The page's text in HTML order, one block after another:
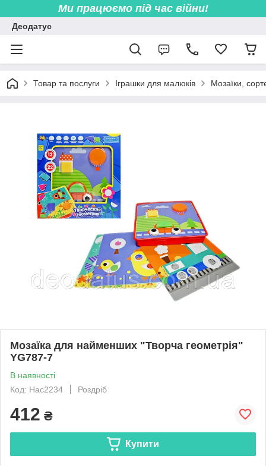
Ми працюємо під час війни!
Деодатус
Товар та послуги Іграшки для малюків Мозаїки,
Мозаїка для найменших "Творча геометрія"
YG787-7
В наявності
Код: Нас2234
Роздріб
412 ₴
Купити